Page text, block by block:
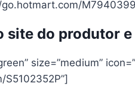
go.hotmart.com/
site do produtor
size=”medium”